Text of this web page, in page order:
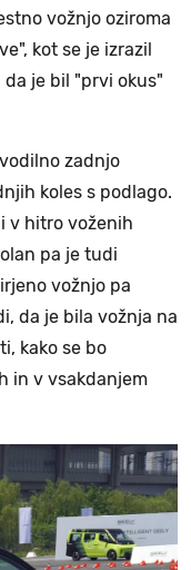
vožnjo oziroma
kot se je izrazil
je bil "prvi okus"
zadnjo
koles s podlago.
v hitro voženih
pa je tudi
vožnjo pa
da je bila vožnja na
kako se bo
in v vsakdanjem